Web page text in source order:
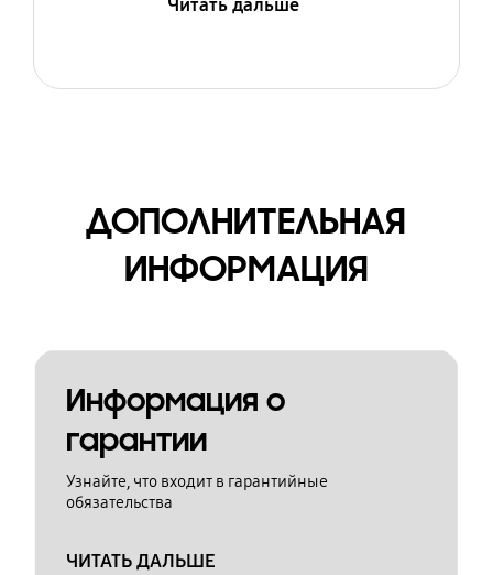
Читать дальше
ДОПОЛНИТЕЛЬНАЯ
ИНФОРМАЦИЯ
Информация о
гарантии
Узнайте, что входит в гарантийные
обязательства
ЧИТАТЬ ДАЛЬШЕ